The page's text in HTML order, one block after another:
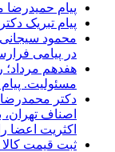
پیام حمیدرضا
پیام تبریک
محمود
در پیامی فرارسیدن ۱۷مرداد ماه روز
هفدهم
مسئولیت.
دکتر
اصناف
اکثریت اعضا